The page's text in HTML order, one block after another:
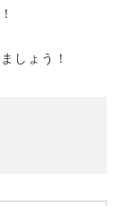
しょう！